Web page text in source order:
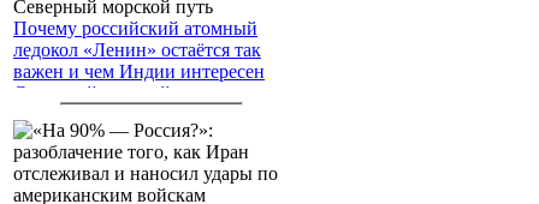
Почему российский атомный
ледокол «Ленин» остаётся так
важен и чем Индии интересен
Северный морской путь